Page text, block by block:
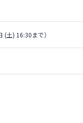
(土) 16:30まで）